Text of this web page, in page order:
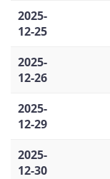
2025-
12-25
2025-
12-26
2025-
12-29
2025-
12-30